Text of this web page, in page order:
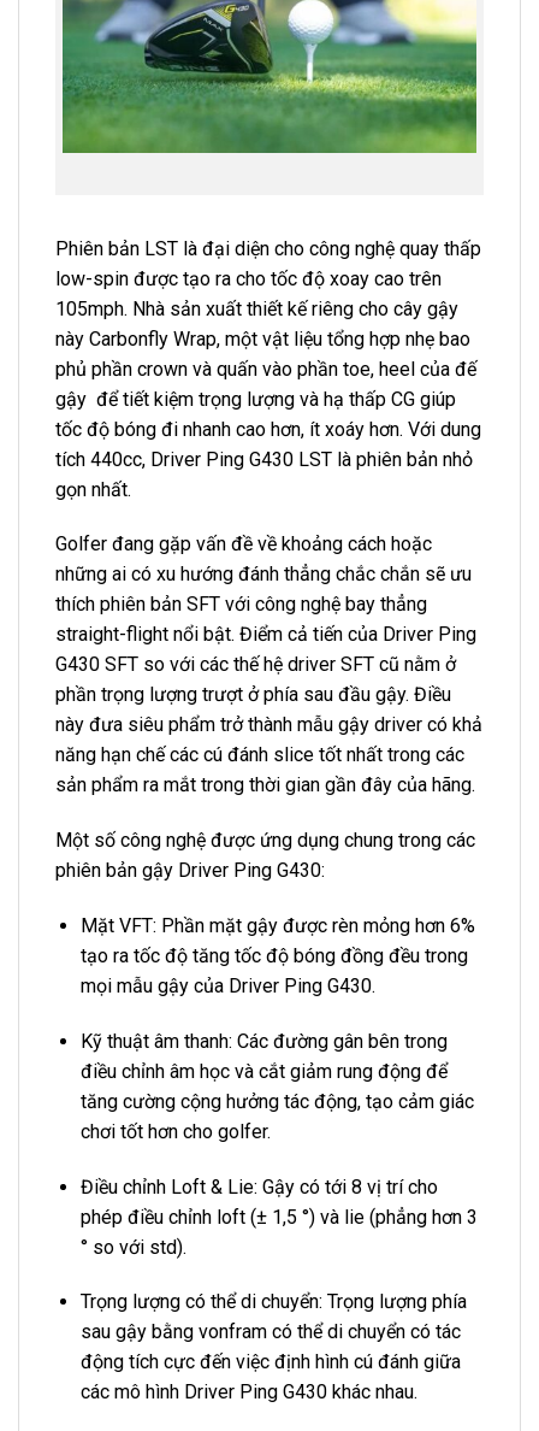
Phiên bản LST là đại diện cho công nghệ quay thấp
low-spin được tạo ra cho tốc độ xoay cao trên
105mph. Nhà sản xuất thiết kế riêng cho cây gậy
này Carbonfly Wrap, một vật liệu tổng hợp nhẹ bao
phủ phần crown và quấn vào phần toe, heel của đế
gậy để tiết kiệm trọng lượng và hạ thấp CG giúp
tốc độ bóng đi nhanh cao hơn, ít xoáy hơn. Với dung
tích 440cc, Driver Ping G430 LST là phiên bản nhỏ
gọn nhất.
Golfer đang gặp vấn đề về khoảng cách hoặc
những ai có xu hướng đánh thẳng chắc chắn sẽ ưu
thích phiên bản SFT với công nghệ bay thẳng
straight-flight nổi bật. Điểm cả tiến của Driver Ping
G430 SFT so với các thế hệ driver SFT cũ nằm ở
phần trọng lượng trượt ở phía sau đầu gậy. Điều
này đưa siêu phẩm trở thành mẫu gậy driver có khả
năng hạn chế các cú đánh slice tốt nhất trong các
sản phẩm ra mắt trong thời gian gần đây của hãng.
Một số công nghệ được ứng dụng chung trong các
phiên bản gậy Driver Ping G430:
Mặt VFT: Phần mặt gậy được rèn mỏng hơn 6%
tạo ra tốc độ tăng tốc độ bóng đồng đều trong
mọi mẫu gậy của Driver Ping G430.
Kỹ thuật âm thanh: Các đường gân bên trong
điều chỉnh âm học và cắt giảm rung động để
tăng cường cộng hưởng tác động, tạo cảm giác
chơi tốt hơn cho golfer.
Điều chỉnh Loft & Lie: Gậy có tới 8 vị trí cho
phép điều chỉnh loft (± 1,5 °) và lie (phẳng hơn 3
° so với std).
Trọng lượng có thể di chuyển: Trọng lượng phía
sau gậy bằng vonfram có thể di chuyển có tác
động tích cực đến việc định hình cú đánh giữa
các mô hình Driver Ping G430 khác nhau.